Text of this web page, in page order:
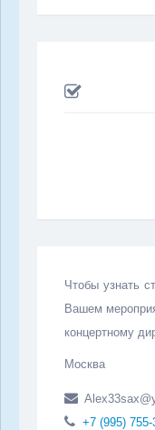
Чтобы узнать
Вашем
концертному
Москва
+7 (995) 755-